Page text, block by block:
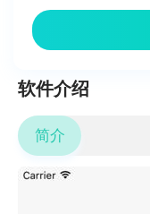
软件介绍
简介